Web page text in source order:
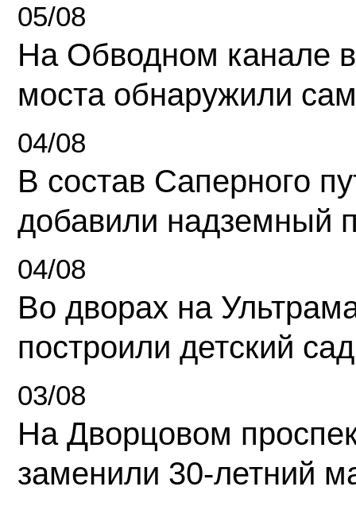
05/08
На Обводном канале
моста обнаружили
04/08
В состав Саперного
добавили надземный
04/08
Во дворах на
построили детский сад
03/08
На Дворцовом
заменили 30-летний